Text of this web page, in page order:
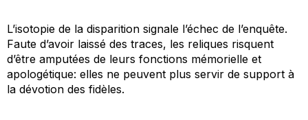
L’isotopie de la disparition signale l’échec de l’enquête.
Faute d’avoir laissé des traces, les reliques risquent
d’être amputées de leurs fonctions mémorielle et
apologétique: elles ne peuvent plus servir de support à
la dévotion des fidèles.